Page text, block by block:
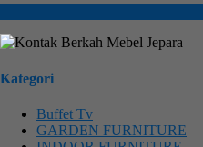
Kategori
Buffet Tv
GARDEN FURNITURE